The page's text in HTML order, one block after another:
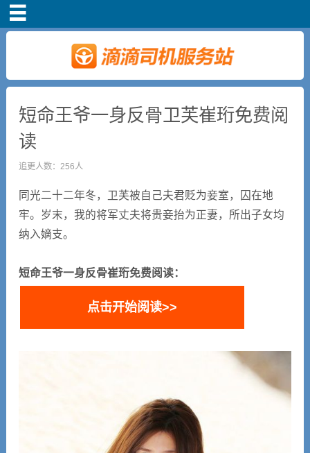
司机注册
新手指导
奖励政策
滴滴车主司机端下
短命王爷一身反骨卫芙崔珩免费阅
读
追更人数：256人
同光二十二年冬，卫芙被自己夫君贬为妾室，囚在地
牢。岁末，我的将军丈夫将贵妾抬为正妻，所出子女均
纳入嫡支。
短命王爷一身反骨崔珩免费阅读：
点击开始阅读>>